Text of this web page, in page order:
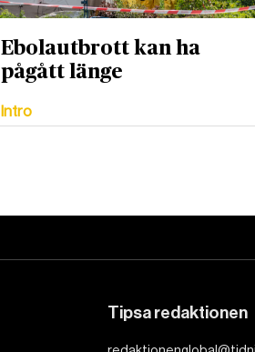
Ebolautbrott kan ha
pågått länge
Intro
Tipsa redaktionen